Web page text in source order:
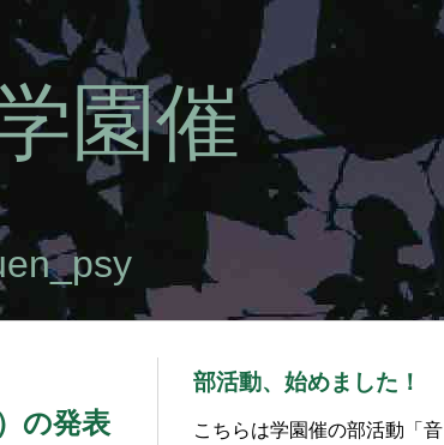
園催
の発表
部活動、始めました！
こちらは学園催の部活動「音